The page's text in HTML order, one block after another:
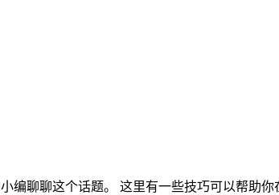
编聊聊这个话题。 这里有一些技巧可以帮助